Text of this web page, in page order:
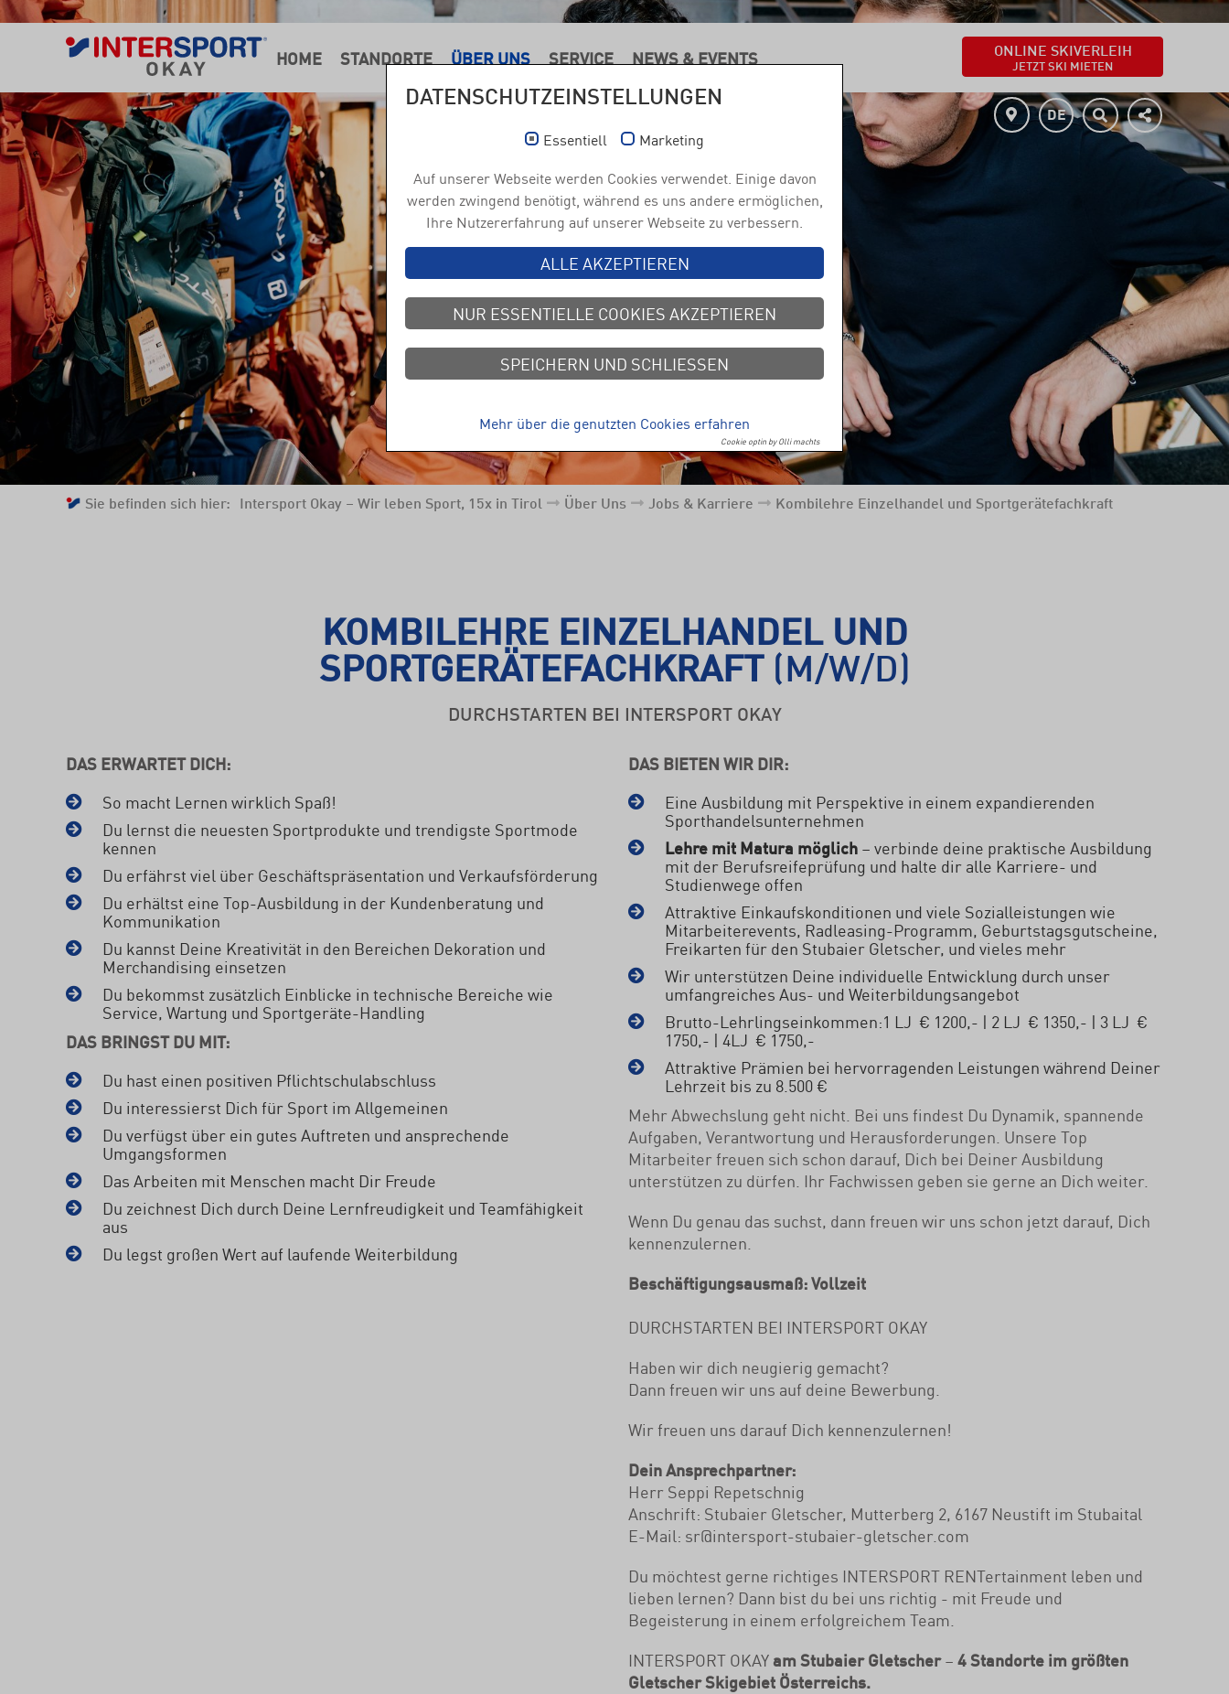
ONLINE SKIVERLEIH
JETZT SKI MIETEN
HOME STANDORTE ÜBER UNS SERVICE NEWS & EVENTS
DE
Jobs &Karriere
Sie befinden sich hier: Intersport Okay – Wir leben Sport, 15x in Tirol Über Uns Jobs & Karriere Kombilehre Einzelhandel und Sportgerätefachkraft
KOMBILEHRE EINZELHANDEL UND
SPORTGERÄTEFACHKRAFT(M/W/D)
DURCHSTARTEN BEI INTERSPORT OKAY
DAS ERWARTET DICH:
So macht Lernen wirklich Spaß!
Du lernst die neuesten Sportprodukte und trendigste Sportmode
kennen
Du erfährst viel über Geschäftspräsentation und Verkaufsförderung
Du erhältst eine Top-Ausbildung in der Kundenberatung und
Kommunikation
Du kannst Deine Kreativität in den Bereichen Dekoration und
Merchandising einsetzen
Du bekommst zusätzlich Einblicke in technische Bereiche wie
Service, Wartung und Sportgeräte-Handling
DAS BRINGST DU MIT:
Du hast einen positiven Pflichtschulabschluss
Du interessierst Dich für Sport im Allgemeinen
Du verfügst über ein gutes Auftreten und ansprechende
Umgangsformen
Das Arbeiten mit Menschen macht Dir Freude
Du zeichnest Dich durch Deine Lernfreudigkeit und Teamfähigkeit
aus
Du legst großen Wert auf laufende Weiterbildung
DAS BIETEN WIR DIR:
Eine Ausbildung mit Perspektive in einem expandierenden
Sporthandelsunternehmen
Lehre mit Matura möglich– verbinde deine praktische Ausbildung
mit der Berufsreifeprüfung und halte dir alle Karriere- und
Studienwege offen
Attraktive Einkaufskonditionen und viele Sozialleistungen wie
Mitarbeiterevents, Radleasing-Programm, Geburtstagsgutscheine,
Freikarten für den Stubaier Gletscher, und vieles mehr
Wir unterstützen Deine individuelle Entwicklung durch unser
umfangreiches Aus- und Weiterbildungsangebot
Brutto-Lehrlingseinkommen:1 LJ € 1200,- | 2 LJ € 1350,- | 3 LJ €
1750,- | 4LJ € 1750,-
Attraktive Prämien bei hervorragenden Leistungen während Deiner
Lehrzeit bis zu 8.500 €
Mehr Abwechslung geht nicht. Bei uns findest Du Dynamik, spannende
Aufgaben, Verantwortung und Herausforderungen. Unsere Top
Mitarbeiter freuen sich schon darauf, Dich bei Deiner Ausbildung
unterstützen zu dürfen. Ihr Fachwissen geben sie gerne an Dich weiter.
Wenn Du genau das suchst, dann freuen wir uns schon jetzt darauf, Dich
kennenzulernen.
Beschäftigungsausmaß: Vollzeit
DURCHSTARTEN BEI INTERSPORT OKAY
Haben wir dich neugierig gemacht?
Dann freuen wir uns auf deine Bewerbung.
Wir freuen uns darauf Dich kennenzulernen!
Dein Ansprechpartner:
Herr Seppi Repetschnig
Anschrift: Stubaier Gletscher, Mutterberg 2, 6167 Neustift im Stubaital
E-Mail: sr@intersport-stubaier-gletscher.com
Du möchtest gerne richtiges INTERSPORT RENTertainment leben und
lieben lernen? Dann bist du bei uns richtig - mit Freude und
Begeisterung in einem erfolgreichem Team.
INTERSPORT OKAYam Stubaier Gletscher–4 Standorte im größten
Gletscher Skigebiet Österreichs.
DATENSCHUTZEINSTELLUNGEN
Essentiell
Marketing
Auf unserer Webseite werden Cookies verwendet. Einige davon
werden zwingend benötigt, während es uns andere ermöglichen,
Ihre Nutzererfahrung auf unserer Webseite zu verbessern.
ALLE AKZEPTIEREN
NUR ESSENTIELLE COOKIES AKZEPTIEREN
SPEICHERN UND SCHLIESSEN
Mehr über die genutzten Cookies erfahren
Cookie optin by Olli machts